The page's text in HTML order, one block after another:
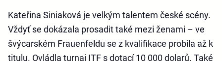
Kateřina Siniaková je velkým talentem české scény.
Vždyť se dokázala prosadit také mezi ženami – ve
švýcarském Frauenfeldu se z kvalifikace probila až k
titulu. Ovládla turnaj ITF s dotací 10 000 dolarů. Také